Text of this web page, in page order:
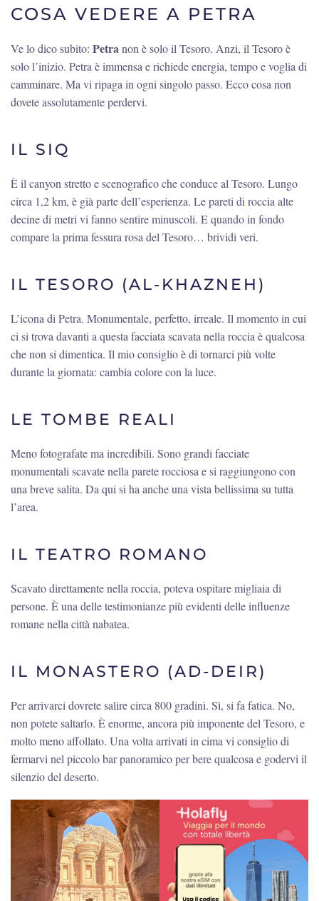
COSA VEDERE A PETRA
Ve lo dico subito: Petranon è solo il Tesoro. Anzi, il Tesoro è
solo l’inizio. Petra è immensa e richiede energia, tempo e voglia di
camminare. Ma vi ripaga in ogni singolo passo. Ecco cosa non
dovete assolutamente perdervi.
IL SIQ
È il canyon stretto e scenografico che conduce al Tesoro. Lungo
circa 1,2 km, è già parte dell’esperienza. Le pareti di roccia alte
decine di metri vi fanno sentire minuscoli. E quando in fondo
compare la prima fessura rosa del Tesoro… brividi veri.
IL TESORO (AL-KHAZNEH)
L’icona di Petra. Monumentale, perfetto, irreale. Il momento in cui
ci si trova davanti a questa facciata scavata nella roccia è qualcosa
che non si dimentica. Il mio consiglio è di tornarci più volte
durante la giornata: cambia colore con la luce.
LE TOMBE REALI
Meno fotografate ma incredibili. Sono grandi facciate
monumentali scavate nella parete rocciosa e si raggiungono con
una breve salita. Da qui si ha anche una vista bellissima su tutta
l’area.
IL TEATRO ROMANO
Scavato direttamente nella roccia, poteva ospitare migliaia di
persone. È una delle testimonianze più evidenti delle influenze
romane nella città nabatea.
IL MONASTERO (AD-DEIR)
Per arrivarci dovrete salire circa 800 gradini. Sì, si fa fatica. No,
non potete saltarlo. È enorme, ancora più imponente del Tesoro, e
molto meno affollato. Una volta arrivati in cima vi consiglio di
fermarvi nel piccolo bar panoramico per bere qualcosa e godervi il
silenzio del deserto.